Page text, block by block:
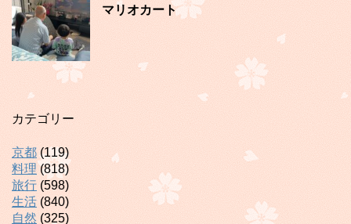
マリオカート
カテゴリー
京都(119)
料理 (818)
旅行 (598)
生活 (840)
自然 (325)